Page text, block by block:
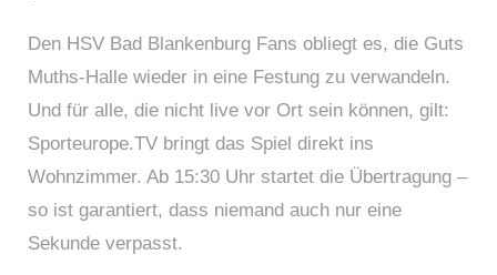
Den HSV Bad Blankenburg Fans obliegt es, die Guts
Muths-Halle wieder in eine Festung zu verwandeln.
Und für alle, die nicht live vor Ort sein können, gilt:
Sporteurope.TV bringt das Spiel direkt ins
Wohnzimmer. Ab 15:30 Uhr startet die Übertragung –
so ist garantiert, dass niemand auch nur eine
Sekunde verpasst.